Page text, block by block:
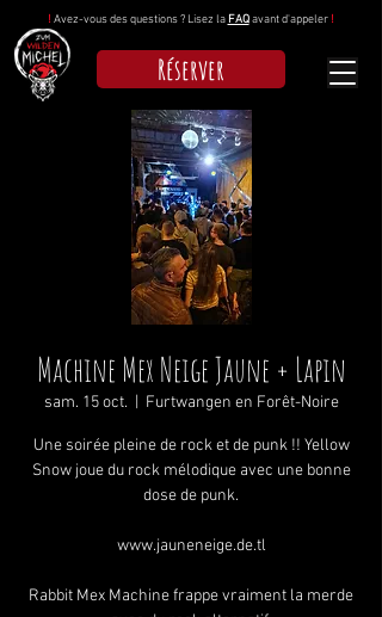
! Avez-vous des questions ? Lisez la FAQavant d'appeler !
Réserver
Machine Mex Neige Jaune + Lapin
sam. 15 oct. Furtwangen en Forêt-Noire
Une soirée pleine de rock et de punk !! Yellow
Snow joue du rock mélodique avec une bonne
dose de punk.
www.jauneneige.de.tl
Rabbit Mex Machine frappe vraiment la merde